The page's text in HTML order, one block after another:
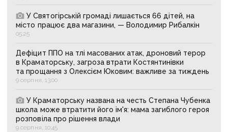
У Святогірській громаді лишається 66 дітей, на
місто працює два магазини, — Володимир Рибалкін
05:25
Дефіцит ППО на тлі масованих атак, дроновий терор
в Краматорську, загроза втрати Костянтинівки
та прощання з Олексієм Юковим: важливе за тиждень
9 серпня, 13:00
У Краматорську названа на честь Степана Чубенка
школа може втратити його ім'я: мама загиблого героя
розповіла про рішення влади
9 серпня, 10:45